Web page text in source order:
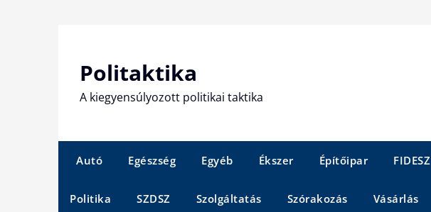
Politaktika
A kiegyensúlyozott politikai taktika
Autó Egészség Egyéb Ékszer Építőipar FIDESZ
Politika SZDSZ Szolgáltatás Szórakozás Vásárlás